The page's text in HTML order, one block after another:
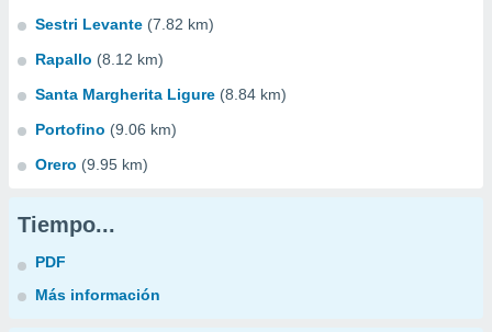
Sestri Levante (7.82 km)
Rapallo (8.12 km)
Santa Margherita Ligure (8.84 km)
Portofino (9.06 km)
Orero (9.95 km)
Tiempo...
PDF
Más información